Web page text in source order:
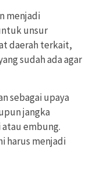
menjadi
unsur
daerah terkait,
sudah ada agar
sebagai upaya
jangka
embung.
harus menjadi